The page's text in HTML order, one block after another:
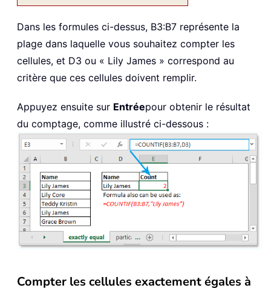
Dans les formules ci-dessus, B3:B7 représente la
plage dans laquelle vous souhaitez compter les
cellules, et D3 ou « Lily James » correspond au
critère que ces cellules doivent remplir.
Appuyez ensuite sur Entréepour obtenir le résultat
du comptage, comme illustré ci-dessous :
Compter les cellules exactement égales à